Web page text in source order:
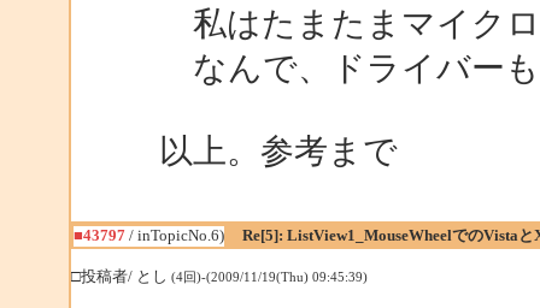
私はたまたまマイクロ
なんで、ドライバーも
以上。参考まで
■43797/ inTopicNo.6) Re[5]: ListView1_MouseWheelでのVistaと
□投稿者/ とし (4回)-(2009/11/19(Thu) 09:45:39)